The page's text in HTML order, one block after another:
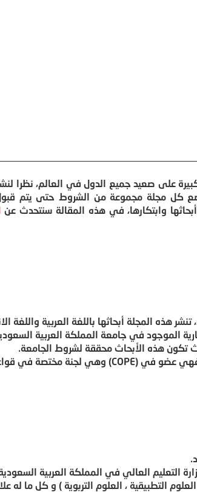
على صعيد جميع الدول في العالم، نظرا
كل مجلة مجموعة من الشروط حتى يتم
وابتكارها، في هذه المقالة سنتحدث عن
هذه المجلة أبحاثها باللغة العربية واللغة
الموجود في جامعة المملكة العربية
تكون هذه الأبحاث محققة لشروط الجامعة.
فهي عضو في COPE)) وهي لجنة مختصة في
التعليم العالي في المملكة العربية
التطبيقية ، العلوم التربوية ) و كل ما له